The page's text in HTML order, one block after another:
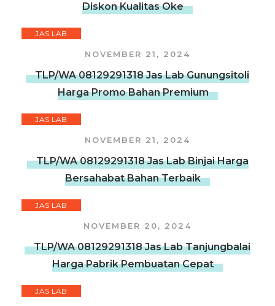
Diskon Kualitas Oke
JAS LAB
NOVEMBER 21, 2024
TLP/WA 08129291318 Jas Lab Gunungsitoli
Harga Promo Bahan Premium
JAS LAB
NOVEMBER 21, 2024
TLP/WA 08129291318 Jas Lab Binjai Harga
Bersahabat Bahan Terbaik
JAS LAB
NOVEMBER 20, 2024
TLP/WA 08129291318 Jas Lab Tanjungbalai
Harga Pabrik Pembuatan Cepat
JAS LAB